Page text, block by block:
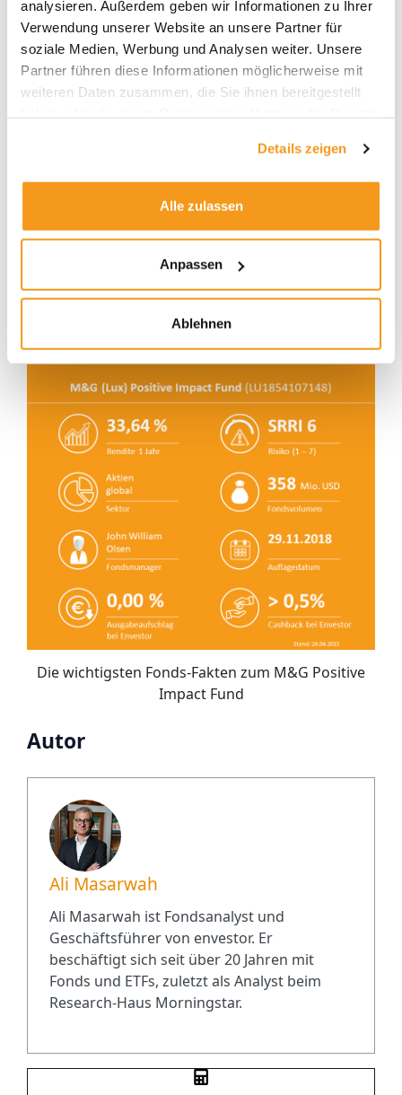
analysieren. Außerdem geben wir Informationen zu Ihrer
Verwendung unserer Website an unsere Partner für
soziale Medien, Werbung und Analysen weiter. Unsere
Partner führen diese Informationen möglicherweise mit
weiteren Daten zusammen, die Sie ihnen bereitgestellt
Details zeigen
Alle zulassen
Anpassen
Ablehnen
thesaurierenden (
LU1854107221 ) Variante.
M&G (Lux) Positive Impact Fund günstig kaufen:
Bei Envestor kaufen Anleger den M&G Positive
Teil der Vertriebsvergütung zurückerstattet.
M&G Positive Impact Funderhalten Anleger je
nach Plattform einen Cashback von über 0,5% pro
Die wichtigsten Fonds-Fakten zum M&G Positive
Impact Fund
Autor
Ali Masarwah
Ali Masarwah ist Fondsanalyst und
Geschäftsführer von envestor. Er
beschäftigt sich seit über 20 Jahren mit
Fonds und ETFs, zuletzt als Analyst beim
Research-Haus Morningstar.